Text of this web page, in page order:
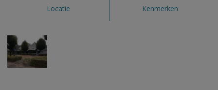
Locatie Kenmerken